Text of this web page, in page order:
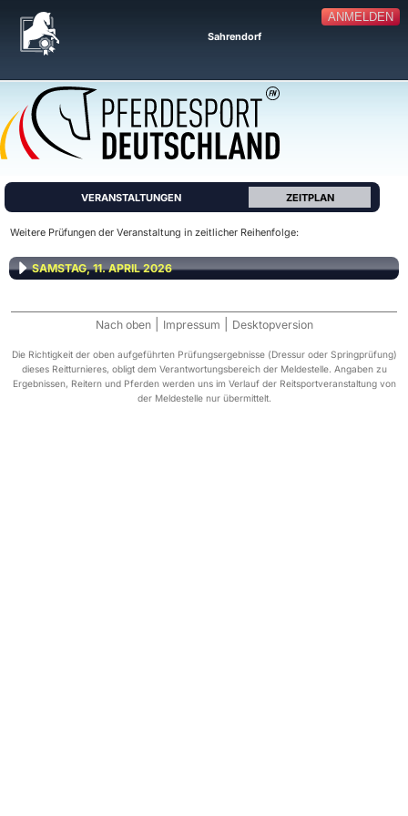
ANMELDEN
Sahrendorf
VERANSTALTUNGEN ZEITPLAN
Weitere Prüfungen der Veranstaltung in zeitlicher Reihenfolge:
SAMSTAG, 11. APRIL 2026
Nach oben Impressum Desktopversion
Die Richtigkeit der oben aufgeführten Prüfungsergebnisse (Dressur oder Springprüfung)
dieses Reitturnieres, obligt dem Verantwortungsbereich der Meldestelle. Angaben zu
Ergebnissen, Reitern und Pferden werden uns im Verlauf der Reitsportveranstaltung von
der Meldestelle nur übermittelt.